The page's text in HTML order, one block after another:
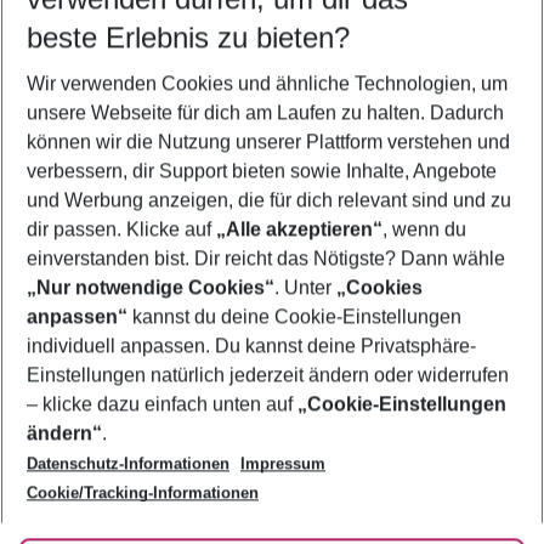
5-8 Nächte
2 Erwachsene Keine Kinder
Mehr Filter anzeigen
Footer
Footer navigation
Über uns
AGB
Bestpreisgarantie
Cookie-Einstellungen ändern
Cookie-Richtlinie
Agenturbetreuung
Barrierefreies Reisen
Folge uns
beste Erlebnis zu bieten?
Wir verwenden Cookies und ähnliche Technologien, um
unsere Webseite für dich am Laufen zu halten. Dadurch
können wir die Nutzung unserer Plattform verstehen und
verbessern, dir Support bieten sowie Inhalte, Angebote
und Werbung anzeigen, die für dich relevant sind und zu
dir passen. Klicke auf „Alle akzeptieren“, wenn du
einverstanden bist. Dir reicht das Nötigste? Dann wähle
„Nur notwendige Cookies“. Unter „Cookies
anpassen“ kannst du deine Cookie-Einstellungen
individuell anpassen. Du kannst deine Privatsphäre-
Einstellungen natürlich jederzeit ändern oder widerrufen
– klicke dazu einfach unten auf „Cookie-Einstellungen
ändern“.
Datenschutz-Informationen
Impressum
Cookie/Tracking-Informationen